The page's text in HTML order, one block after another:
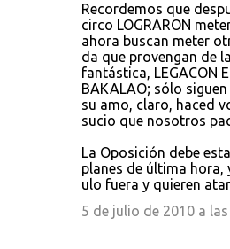
Recordemos que
circo LOGRARON
ahora buscan meter
da que provengan de
fantástica, LEGACON
BAKALAO; sólo
su amo, claro, haced
sucio que nosotros
La Oposición debe
planes de última hora,
ulo fuera y quieren
5 de julio de 2010 a